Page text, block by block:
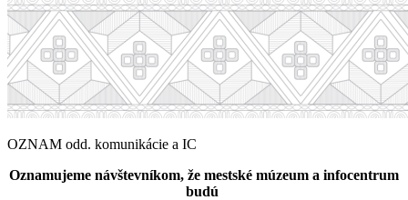
OZNAM odd. komunikácie a IC
Oznamujeme návštevníkom, že mestské múzeum a infocentrum
budú